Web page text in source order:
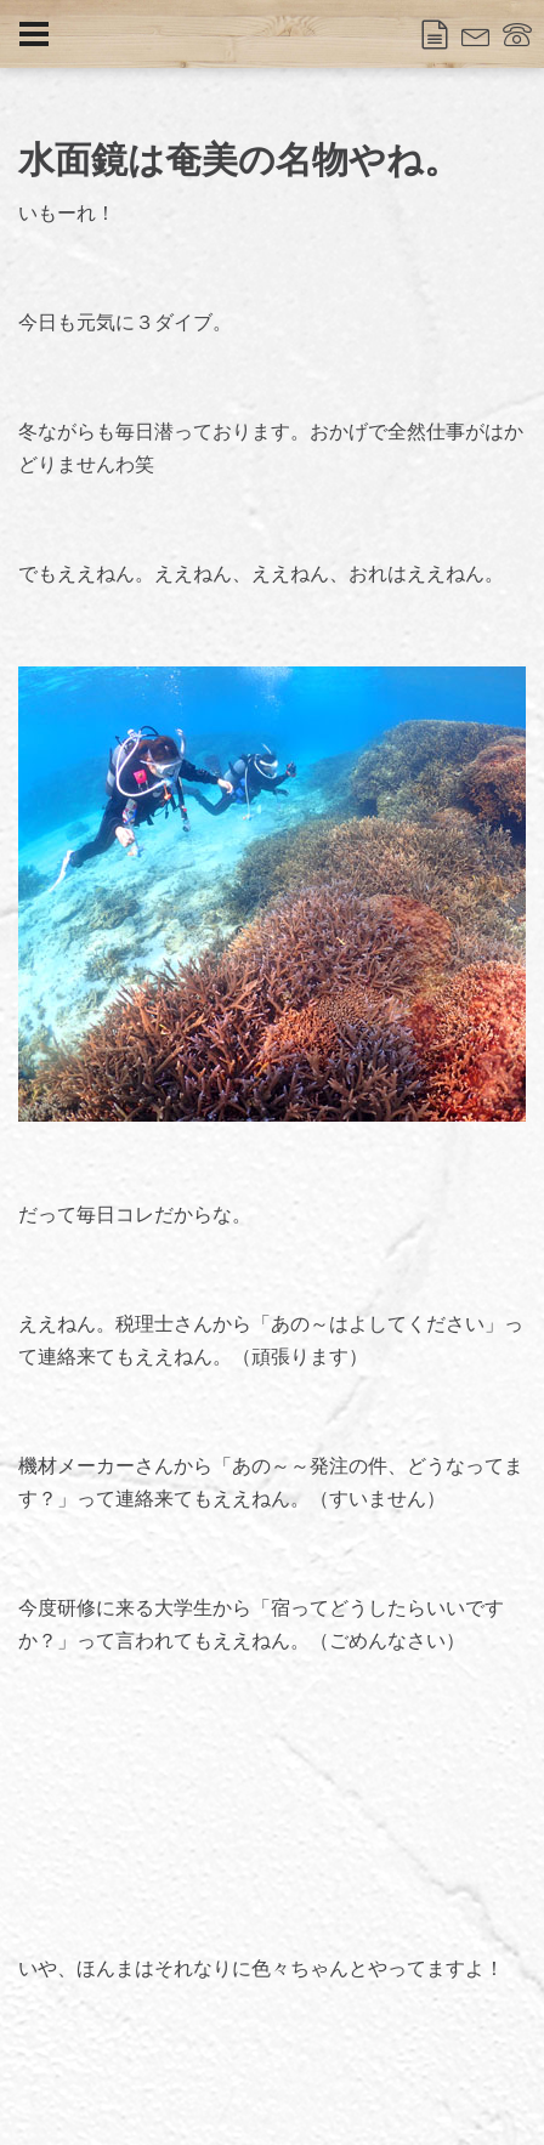
水面鏡は奄美の名物やね。
いもーれ！
今日も元気に３ダイブ。
冬ながらも毎日潜っております。おかげで全然仕事がはか
どりませんわ笑
でもええねん。ええねん、ええねん、おれはええねん。
だって毎日コレだからな。
ええねん。税理士さんから「あの～はよしてください」っ
て連絡来てもええねん。（頑張ります）
機材メーカーさんから「あの～～発注の件、どうなってま
す？」って連絡来てもええねん。（すいません）
今度研修に来る大学生から「宿ってどうしたらいいです
か？」って言われてもええねん。（ごめんなさい）
いや、ほんまはそれなりに色々ちゃんとやってますよ！